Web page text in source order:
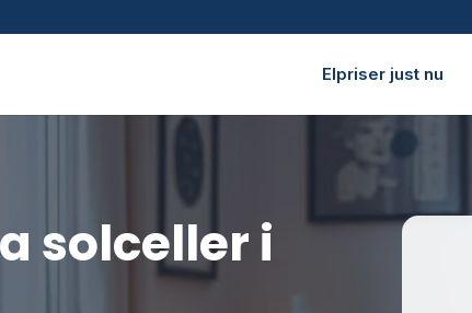
Elpriser just nu
solceller i